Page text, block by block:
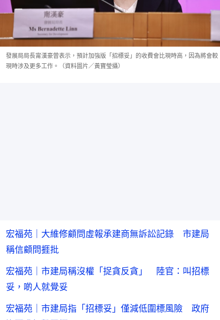
發展局局長甯漢豪曾表示，預計加強版「招標妥」的收費會比現時高，因為將會較
現時涉及更多工作。（資料圖片／黃寶瑩攝）
宏福苑｜大維修顧問虛報承建商無訴訟記錄 市建局
稱信顧問捱批
宏福苑｜市建局稱沒權「捉貪反貪」 陸官：叫招標
妥，啲人就覺妥
宏福苑｜市建局指「招標妥」僅減低圍標風險 政府